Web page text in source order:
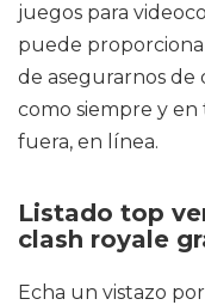
juegos para
puede
de asegurarnos de
como siempre y
fuera, en línea.
Listado top
clash royale
Echa un vistazo